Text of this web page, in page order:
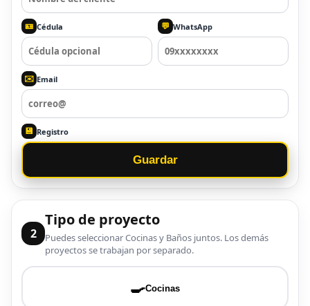
🪪 Cédula 💬 WhatsApp
✉️ Email
💾 Registro
Guardar
2
Tipo de proyecto
Puedes seleccionar Cocinas y Baños juntos. Los demás
proyectos se trabajan por separado.
🍳Cocinas